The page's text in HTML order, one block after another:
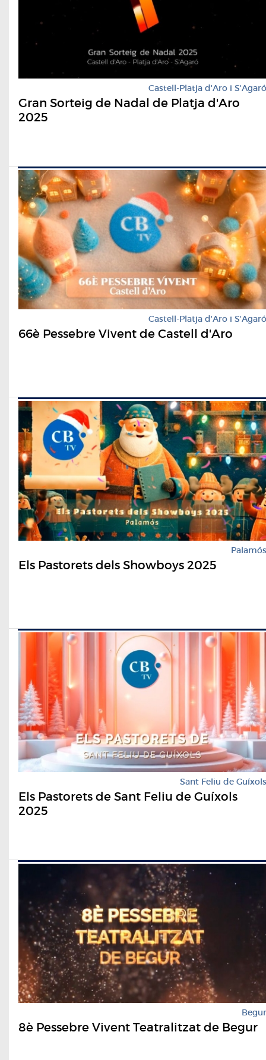
Castell-Platja d'Aro i S'Agaró
Gran Sorteig de Nadal de Platja d'Aro
2025
Castell-Platja d'Aro i S'Agaró
66è Pessebre Vivent de Castell d'Aro
Palamós
Els Pastorets dels Showboys 2025
Sant Feliu de Guíxols
Els Pastorets de Sant Feliu de Guíxols
2025
Begur
8è Pessebre Vivent Teatralitzat de Begur